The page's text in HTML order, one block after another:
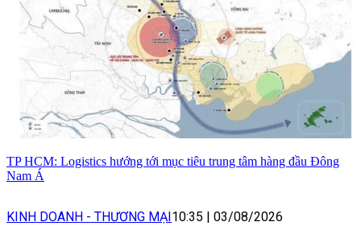
TP HCM: Logistics hướng tới mục tiêu trung tâm hàng đầu Đông
Nam Á
KINH DOANH - THƯƠNG MẠI 10:35 03/08/2026